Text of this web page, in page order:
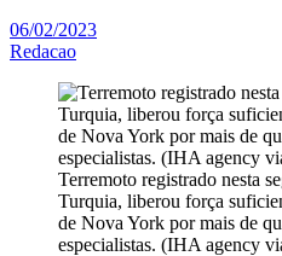
06/02/2023
Redacao
Terremoto registrado nesta
Turquia, liberou força
de Nova York por mais de
especialistas. (IHA agency